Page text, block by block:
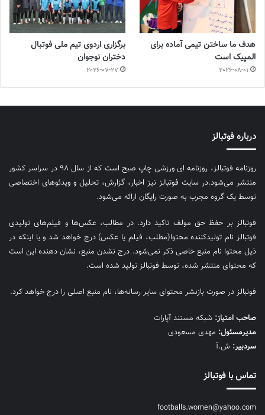
هدف ما ساختن تیمی آماده برای
المپیک است
2026-08-01
برگزاری اردوی تیم ملی فوتبال
دختران نوجوان
2026-07-27
درباره فوتبالز
روزنامه فوتبالز، روزنامه ای ورزشی چاپ صبح است که از سال ۹۸ در سراسر کشور
منتشر می‌شود.در سایت فوتبالز نیز اخبار، گزارش، تحلیل و ویدئوهای اختصاصی
توسط یک گروه مجرب به صورت رایگان ارائه می‌شود.
فوتبالز بر حفظ حق مولف تاکید دارد. در مطالب، عکس‌ها و فیلم‌های تولیدی
فوتبالز نام تولیدکننده محتوا(مطلب، فیلم یا عکس) درج خواهد شد و یا اینکه در
ذیل محتوا نام منبع خاصی ذکر نمی‌‎شود. درج نشدن منبع، نشان دهنده این است
که محتوای منتشر شده، توسط فوتبالز تولید شده است.
فوتبالز در صورت بازنشر محتوای سایر رسانه‌ها، نام منبع اصلی را درج خواهد کرد.
صاحب امتیاز: شبکه مستند آپارات
مديرمسئول: مهدی مسعودی
سردبیر: ش.آ
تماس با فوتبالز
footballs.women@yahoo.com